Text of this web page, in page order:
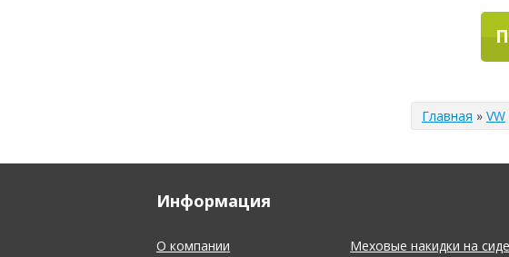
Главная » VW
Информация
О компании
Меховые накидки на